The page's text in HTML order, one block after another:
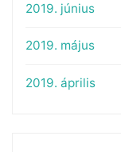
2019. június
2019. május
2019. április